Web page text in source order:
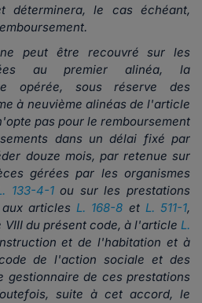
le cas échéant,
peut être recouvré sur les
au premier alinéa, la
opérée, sous réserve des
à neuvième alinéas de l'article
pas pour le remboursement
dans un délai fixé par
douze mois, par retenue sur
gérées par les organismes
133-4-1ou sur les prestations
aux articlesL. 168-8 et L. 511-1,
VIII du présent code, à l'article L.
et de l'habitation et à
de l'action sociale et des
gestionnaire de ces prestations
suite à cet accord, le